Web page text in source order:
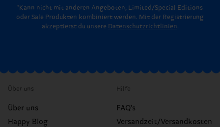
*Kann nicht mit anderen Angeboten, Limited/Special Editions
oder Sale Produkten kombiniert werden. Mit der Registrierung
akzeptierst du unsere Datenschutzrichtlinien.
Über uns
Über uns
Happy Blog
Hilfe
FAQ's
Versandzeit/Versandkosten